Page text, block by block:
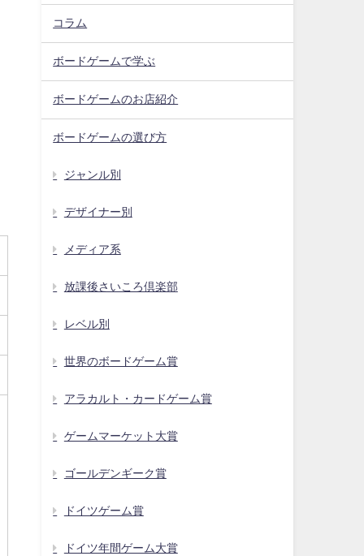
コラム
ボードゲームで学ぶ
ボードゲームのお店紹介
ボードゲームの選び方
ジャンル別
デザイナー別
メディア系
放課後さいころ倶楽部
レベル別
世界のボードゲーム賞
アラカルト・カードゲーム賞
ゲームマーケット大賞
ゴールデンギーク賞
ドイツゲーム賞
ドイツ年間ゲーム大賞